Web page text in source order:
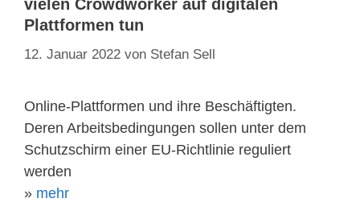
vielen Crowdworker auf digitalen
Plattformen tun
12. Januar 2022 von Stefan Sell
Online-Plattformen und ihre Beschäftigten.
Deren Arbeitsbedingungen sollen unter dem
Schutzschirm einer EU-Richtlinie reguliert
werden
» mehr